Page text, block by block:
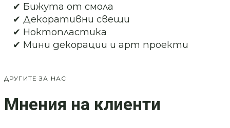
✔ Бижута от смола
✔ Декоративни свещи
✔ Ноктопластика
✔ Мини декорации и арт проекти
ДРУГИТЕ ЗА НАС
Мнения на клиенти